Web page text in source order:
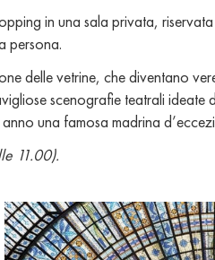
in una sala privata,
persona.
delle vetrine, che diventano
scenografie teatrali ideate
una famosa madrina
11.00).